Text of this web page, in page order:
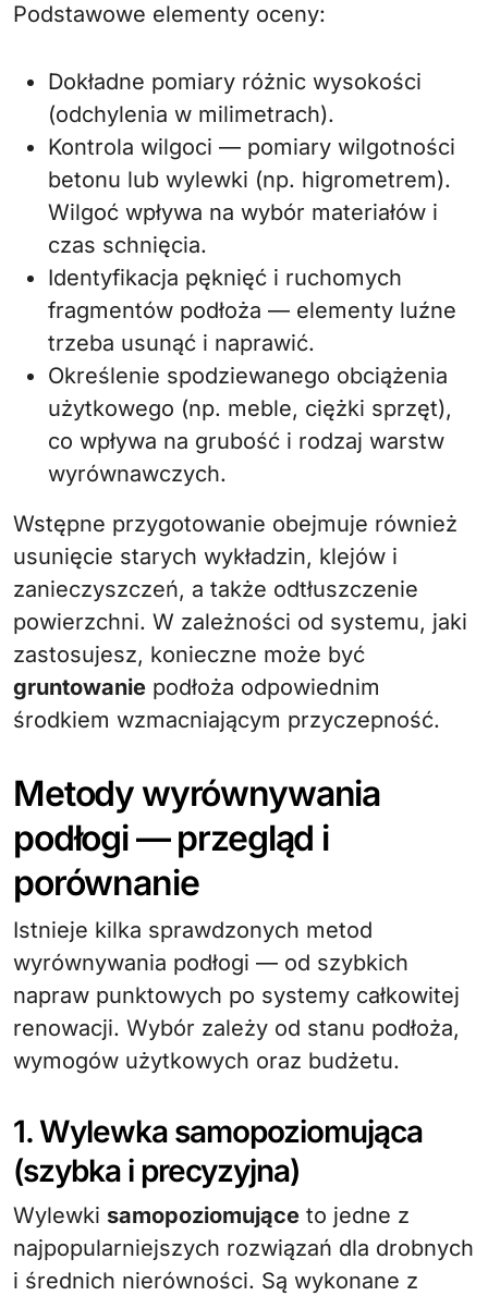
Podstawowe elementy oceny:
Dokładne pomiary różnic wysokości
(odchylenia w milimetrach).
Kontrola wilgoci — pomiary wilgotności
betonu lub wylewki (np. higrometrem).
Wilgoć wpływa na wybór materiałów i
czas schnięcia.
Identyfikacja pęknięć i ruchomych
fragmentów podłoża — elementy luźne
trzeba usunąć i naprawić.
Określenie spodziewanego obciążenia
użytkowego (np. meble, ciężki sprzęt),
co wpływa na grubość i rodzaj warstw
wyrównawczych.
Wstępne przygotowanie obejmuje również
usunięcie starych wykładzin, klejów i
zanieczyszczeń, a także odtłuszczenie
powierzchni. W zależności od systemu, jaki
zastosujesz, konieczne może być
gruntowanie podłoża odpowiednim
środkiem wzmacniającym przyczepność.
Metody wyrównywania
podłogi — przegląd i
porównanie
Istnieje kilka sprawdzonych metod
wyrównywania podłogi — od szybkich
napraw punktowych po systemy całkowitej
renowacji. Wybór zależy od stanu podłoża,
wymogów użytkowych oraz budżetu.
1. Wylewka samopoziomująca
(szybka i precyzyjna)
Wylewki samopoziomujące to jedne z
najpopularniejszych rozwiązań dla drobnych
i średnich nierówności. Są wykonane z